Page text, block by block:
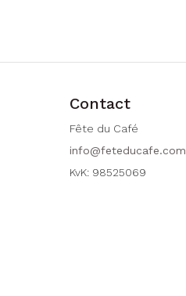
Contact
Fête du Café
info@feteducafe.com
KvK: 98525069